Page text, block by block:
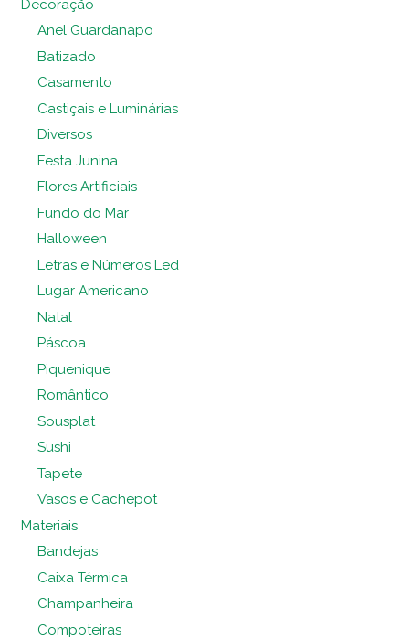
Decoração
Anel Guardanapo
Batizado
Casamento
Castiçais e Luminárias
Diversos
Festa Junina
Flores Artificiais
Fundo do Mar
Halloween
Letras e Números Led
Lugar Americano
Natal
Páscoa
Piquenique
Romântico
Sousplat
Sushi
Tapete
Vasos e Cachepot
Materiais
Bandejas
Caixa Térmica
Champanheira
Compoteiras